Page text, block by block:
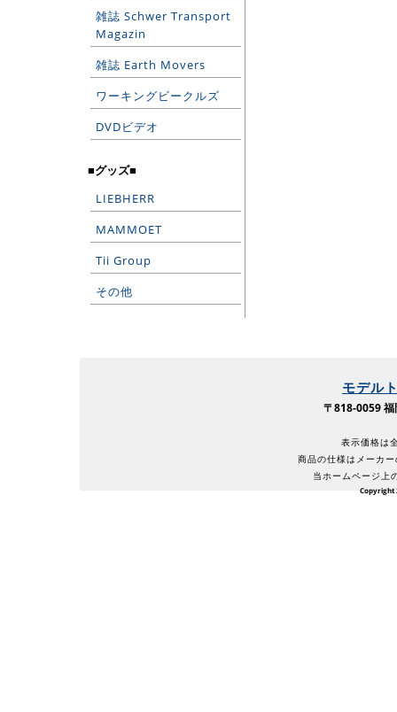
雑誌 Schwer Transport
Magazin
雑誌 Earth Movers
ワーキングビークルズ
DVDビデオ
■グッズ■
LIEBHERR
MAMMOET
Tii Group
その他
モデル
〒818-0059
表示価格は
商品の仕様はメーカ
当ホームページ上
Copyright